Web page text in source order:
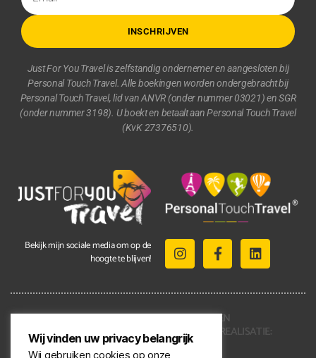
INSCHRIJVEN
Just For You Travel is zelfstandig ondernemer en aangesloten bij
Personal Touch Travel. Alle boekingen worden ondergebracht bij
Personal Touch Travel, lid van ANVR (onder nummer 03021) en SGR
(onder nummer 3198). U boekt en betaalt aan Personal Touch Travel
(KvK 27376510).
Bekijk mijn sociale media om op de
hoogte te blijven!
2021 © ALLE RECHTEN
VOORBEHOUDEN | REALISATIE:
KENNMERKEND
Wij vinden uw privacy belangrijk
Wij gebruiken cookies op onze